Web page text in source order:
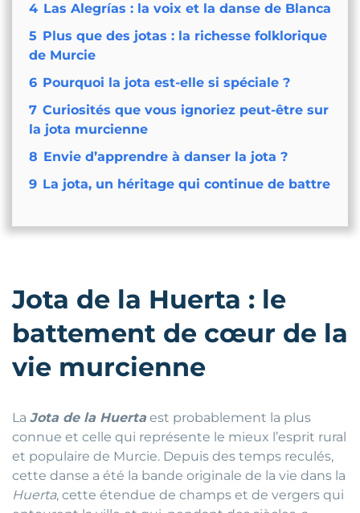
4 Las Alegrías : la voix et la danse de Blanca
5 Plus que des jotas : la richesse folklorique
de Murcie
6 Pourquoi la jota est-elle si spéciale ?
7 Curiosités que vous ignoriez peut-être sur
la jota murcienne
8 Envie d’apprendre à danser la jota ?
9 La jota, un héritage qui continue de battre
Jota de la Huerta : le
battement de cœur de la
vie murcienne
La Jota de la Huerta est probablement la plus
connue et celle qui représente le mieux l’esprit rural
et populaire de Murcie. Depuis des temps reculés,
cette danse a été la bande originale de la vie dans la
Huerta, cette étendue de champs et de vergers qui